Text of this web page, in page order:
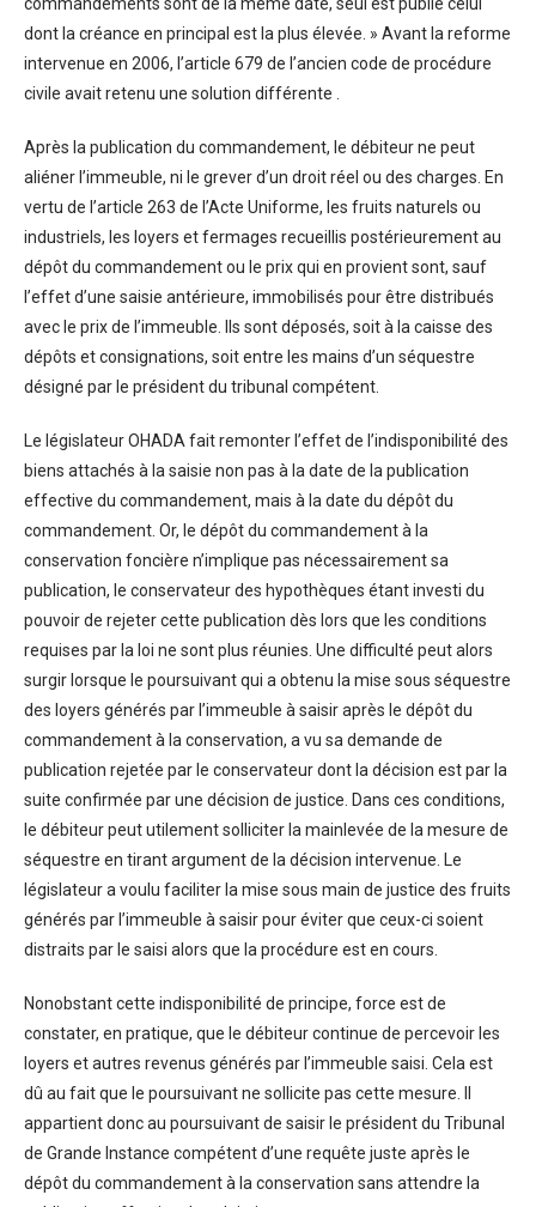
dont la créance en principal est la plus élevée. » Avant la reforme
intervenue en 2006, l’article 679 de l’ancien code de procédure
civile avait retenu une solution différente .
Après la publication du commandement, le débiteur ne peut
aliéner l’immeuble, ni le grever d’un droit réel ou des charges. En
vertu de l’article 263 de l’Acte Uniforme, les fruits naturels ou
industriels, les loyers et fermages recueillis postérieurement au
dépôt du commandement ou le prix qui en provient sont, sauf
l’effet d’une saisie antérieure, immobilisés pour être distribués
avec le prix de l’immeuble. Ils sont déposés, soit à la caisse des
dépôts et consignations, soit entre les mains d’un séquestre
désigné par le président du tribunal compétent.
Le législateur OHADA fait remonter l’effet de l’indisponibilité des
biens attachés à la saisie non pas à la date de la publication
effective du commandement, mais à la date du dépôt du
commandement. Or, le dépôt du commandement à la
conservation foncière n’implique pas nécessairement sa
publication, le conservateur des hypothèques étant investi du
pouvoir de rejeter cette publication dès lors que les conditions
requises par la loi ne sont plus réunies. Une difficulté peut alors
surgir lorsque le poursuivant qui a obtenu la mise sous séquestre
des loyers générés par l’immeuble à saisir après le dépôt du
commandement à la conservation, a vu sa demande de
publication rejetée par le conservateur dont la décision est par la
suite confirmée par une décision de justice. Dans ces conditions,
le débiteur peut utilement solliciter la mainlevée de la mesure de
séquestre en tirant argument de la décision intervenue. Le
législateur a voulu faciliter la mise sous main de justice des fruits
générés par l’immeuble à saisir pour éviter que ceux-ci soient
distraits par le saisi alors que la procédure est en cours.
Nonobstant cette indisponibilité de principe, force est de
constater, en pratique, que le débiteur continue de percevoir les
loyers et autres revenus générés par l’immeuble saisi. Cela est
dû au fait que le poursuivant ne sollicite pas cette mesure. Il
appartient donc au poursuivant de saisir le président du Tribunal
de Grande Instance compétent d’une requête juste après le
dépôt du commandement à la conservation sans attendre la